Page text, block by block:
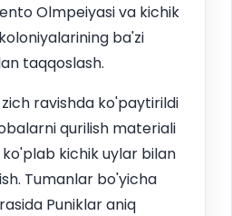
Olmpeiyasi va kichik
ba'zi
taqqoslash.
ravishda ko'paytirildi
qurilish materiali
kichik uylar bilan
Tumanlar bo'yicha
Puniklar aniq